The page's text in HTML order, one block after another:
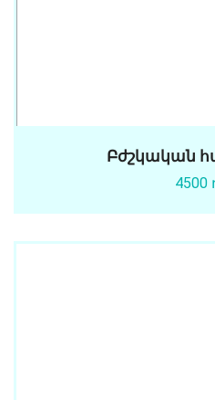
Բժշկական
4500